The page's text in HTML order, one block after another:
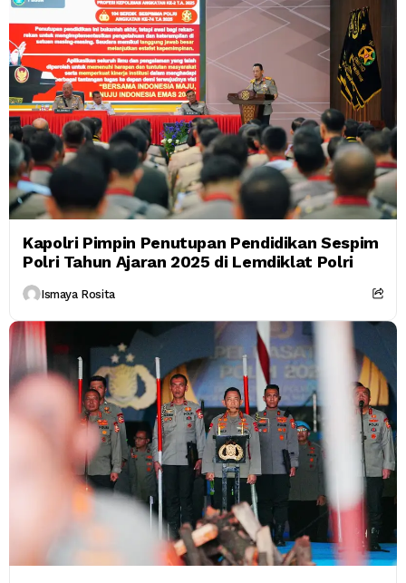
Kapolri Pimpin Penutupan Pendidikan Sespim
Polri Tahun Ajaran 2025 di Lemdiklat Polri
Ismaya Rosita